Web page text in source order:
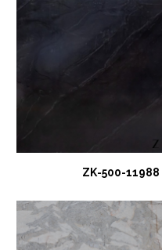
ZK-500-11988